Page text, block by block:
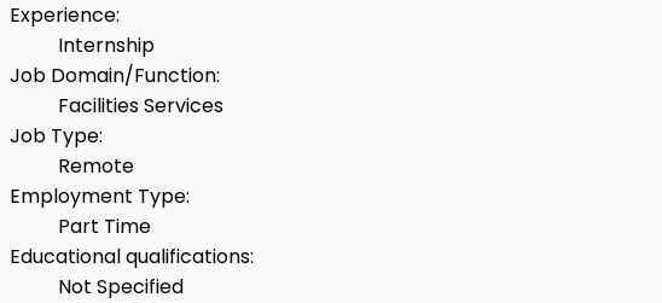
Experience:
Internship
Job Domain/Function:
Facilities Services
Job Type:
Remote
Employment Type:
Part Time
Educational qualifications:
Not Specified